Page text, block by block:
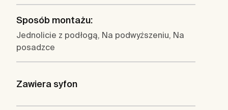
Sposób montażu:
Jednolicie z podłogą, Na podwyższeniu, Na
posadzce
Zawiera syfon